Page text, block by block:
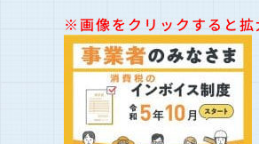
※画像をクリックすると拡